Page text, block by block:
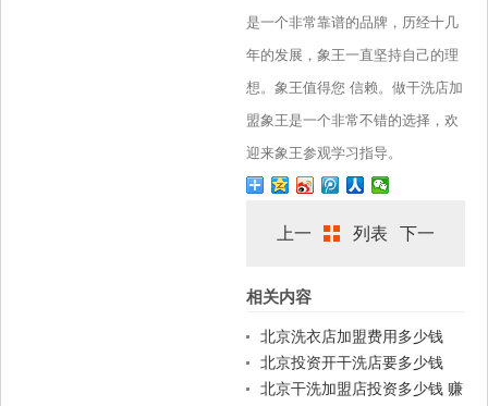
是一个非常靠谱的品牌，历经十几
年的发展，象王一直坚持自己的理
想。象王值得您 信赖。做干洗店加
盟象王是一个非常不错的选择，欢
迎来象王参观学习指导。
上一
篇
列表 下一
相关内容
北京洗衣店加盟费用多少钱
北京投资开干洗店要多少钱
北京干洗加盟店投资多少钱 赚